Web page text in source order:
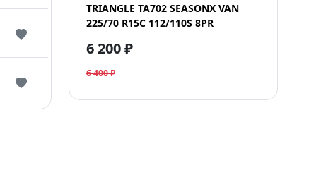
TRIANGLE TA702 SEASONX VAN
225/70 R15C 112/110S 8PR
6 200 ₽
6 400 ₽